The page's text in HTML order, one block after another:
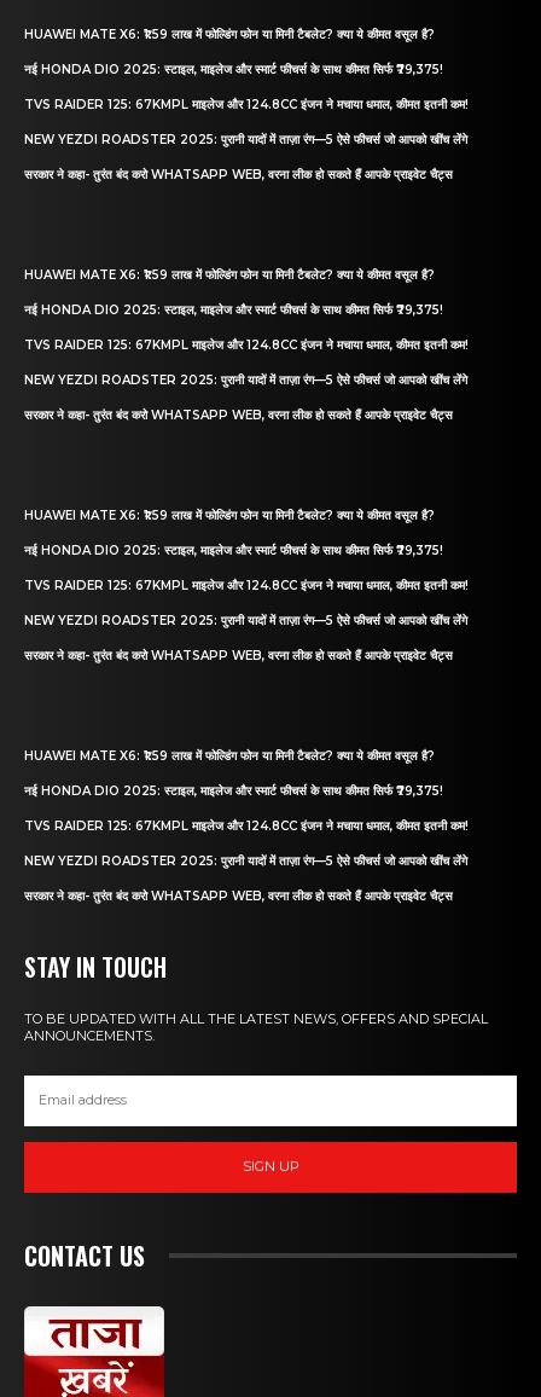
HUAWEI MATE X6: ₹1.59 लाख में फोल्डिंग फोन या मिनी टैबलेट? क्या ये कीमत वसूल है?
नई HONDA DIO 2025: स्टाइल, माइलेज और स्मार्ट फीचर्स के साथ कीमत सिर्फ ₹79,375!
TVS RAIDER 125: 67KMPL माइलेज और 124.8CC इंजन ने मचाया धमाल, कीमत इतनी कम!
NEW YEZDI ROADSTER 2025: पुरानी यादों में ताज़ा रंग—5 ऐसे फीचर्स जो आपको खींच लेंगे
सरकार ने कहा- तुरंत बंद करो WHATSAPP WEB, वरना लीक हो सकते हैं आपके प्राइवेट चैट्स
HUAWEI MATE X6: ₹1.59 लाख में फोल्डिंग फोन या मिनी टैबलेट? क्या ये कीमत वसूल है?
नई HONDA DIO 2025: स्टाइल, माइलेज और स्मार्ट फीचर्स के साथ कीमत सिर्फ ₹79,375!
TVS RAIDER 125: 67KMPL माइलेज और 124.8CC इंजन ने मचाया धमाल, कीमत इतनी कम!
NEW YEZDI ROADSTER 2025: पुरानी यादों में ताज़ा रंग—5 ऐसे फीचर्स जो आपको खींच लेंगे
सरकार ने कहा- तुरंत बंद करो WHATSAPP WEB, वरना लीक हो सकते हैं आपके प्राइवेट चैट्स
HUAWEI MATE X6: ₹1.59 लाख में फोल्डिंग फोन या मिनी टैबलेट? क्या ये कीमत वसूल है?
नई HONDA DIO 2025: स्टाइल, माइलेज और स्मार्ट फीचर्स के साथ कीमत सिर्फ ₹79,375!
TVS RAIDER 125: 67KMPL माइलेज और 124.8CC इंजन ने मचाया धमाल, कीमत इतनी कम!
NEW YEZDI ROADSTER 2025: पुरानी यादों में ताज़ा रंग—5 ऐसे फीचर्स जो आपको खींच लेंगे
सरकार ने कहा- तुरंत बंद करो WHATSAPP WEB, वरना लीक हो सकते हैं आपके प्राइवेट चैट्स
HUAWEI MATE X6: ₹1.59 लाख में फोल्डिंग फोन या मिनी टैबलेट? क्या ये कीमत वसूल है?
नई HONDA DIO 2025: स्टाइल, माइलेज और स्मार्ट फीचर्स के साथ कीमत सिर्फ ₹79,375!
TVS RAIDER 125: 67KMPL माइलेज और 124.8CC इंजन ने मचाया धमाल, कीमत इतनी कम!
NEW YEZDI ROADSTER 2025: पुरानी यादों में ताज़ा रंग—5 ऐसे फीचर्स जो आपको खींच लेंगे
सरकार ने कहा- तुरंत बंद करो WHATSAPP WEB, वरना लीक हो सकते हैं आपके प्राइवेट चैट्स
STAY IN TOUCH
TO BE UPDATED WITH ALL THE LATEST NEWS, OFFERS AND SPECIAL
ANNOUNCEMENTS.
SIGN UP
CONTACT US